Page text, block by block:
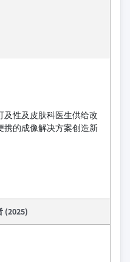
及性及皮肤科医生供给改
携的成像解决方案创造新
(2025)